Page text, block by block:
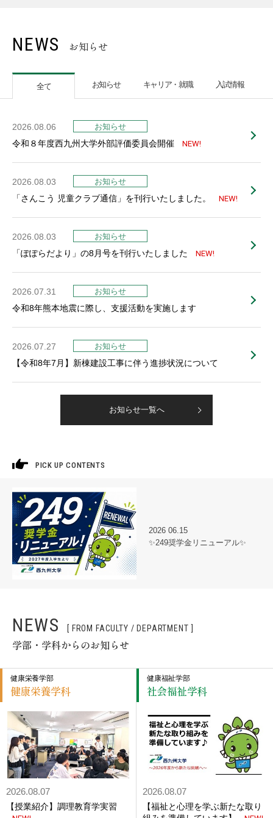
NEWS お知らせ
PICK UP CONTENTS
202606.15
✨249奨学金リニューアル✨
全て お知らせ キャリア・就職 入試情報
2026.08.06
令和８年度西九州大学外部評価委員会開催
NEW!
2026.08.03
「さんこう 児童クラブ通信」を刊行いたしました。
NEW!
2026.08.03
「ぽぽらだより」の8月号を刊行いたしました
NEW!
2026.07.31
令和8年熊本地震に際し、支援活動を実施します
2026.07.27
【令和8年7月】新棟建設工事に伴う進捗状況について
お知らせ一覧へ
NEWS [ FROM FACULTY / DEPARTMENT ]
学部・学科からのお知らせ
健康栄養学部
健康栄養学科
2026.08.07
【授業紹介】調理教育学実習
健康福祉学部
社会福祉学科
2026.08.07
【福祉と心理を学ぶ新たな取り